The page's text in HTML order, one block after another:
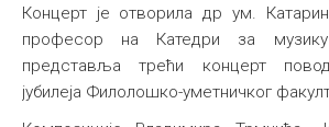
Концерт је отворила др ум.
професор на Катедри за
представља трећи концерт
јубилеја Филолошко-уметничког